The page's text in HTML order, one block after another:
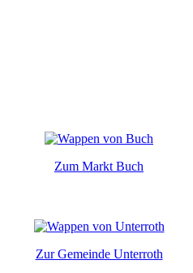
Zum Markt Buch
Zur Gemeinde Unterroth